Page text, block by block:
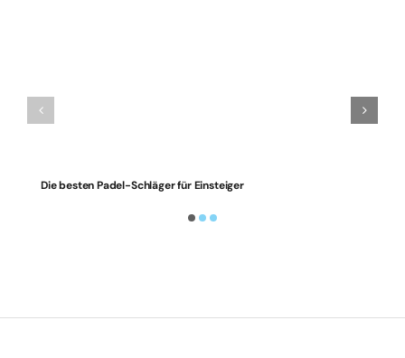
Die besten Padel-Schläger für Einsteiger